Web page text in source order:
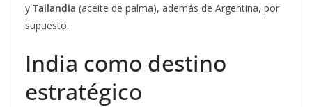
y Tailandia (aceite de palma), además de Argentina, por
supuesto.
India como destino
estratégico